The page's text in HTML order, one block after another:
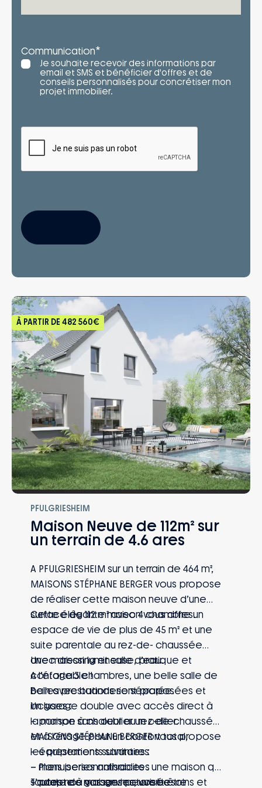
Communication*
Je souhaite recevoir des informations par
email et SMS et bénéficier d'offres et de
conseils personnalisés pour concrétiser mon
projet immobilier.
À PARTIR DE 482 560€
PFULGRIESHEIM
Maison Neuve de 112m² sur
un terrain de 4.6 ares
A PFULGRIESHEIM sur un terrain de 464 m²,
MAISONS STÉPHANE BERGER vous propose
de réaliser cette maison neuve d’une
surface de 112 m² avec 4 chambres.
Cette élégante maison vous offre un
espace de vie de plus de 45 m² et une
suite parentale au rez-de- chaussée
avec dressing et salle d’eau.
A l’étage 3 chambres, une belle salle de
bain avec buanderie séparée.
Un garage double avec accès direct à
la maison sans oublier un cellier.
Une maison lumineuse, pratique et
confortable !
Belles prestations sont proposées et
incluses :
– pompe à chaleur au rez-de-chaussée
et à l’étage pour un confort total,
– équipements sanitaires
– menuiseries anthracites
– porte de garage motorisée
MAISONS STÉPHANE BERGER vous propose
les prestations suivantes :
– Plans personnalisables : une maison qui
s’adapte à vos envies, vos besoins et
Toutes nos maisons peuvent être